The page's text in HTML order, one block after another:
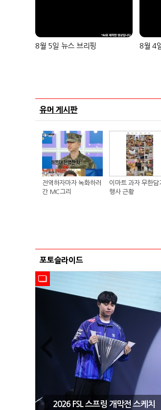
8월 5일 뉴스 브리핑 8월 4
유머 게시판
전역하자마자 녹화하러
간 MC그리
이마트 과자 무한담
행사 근황
포토슬라이드
2026 FSL 스프링 개막전 스케치